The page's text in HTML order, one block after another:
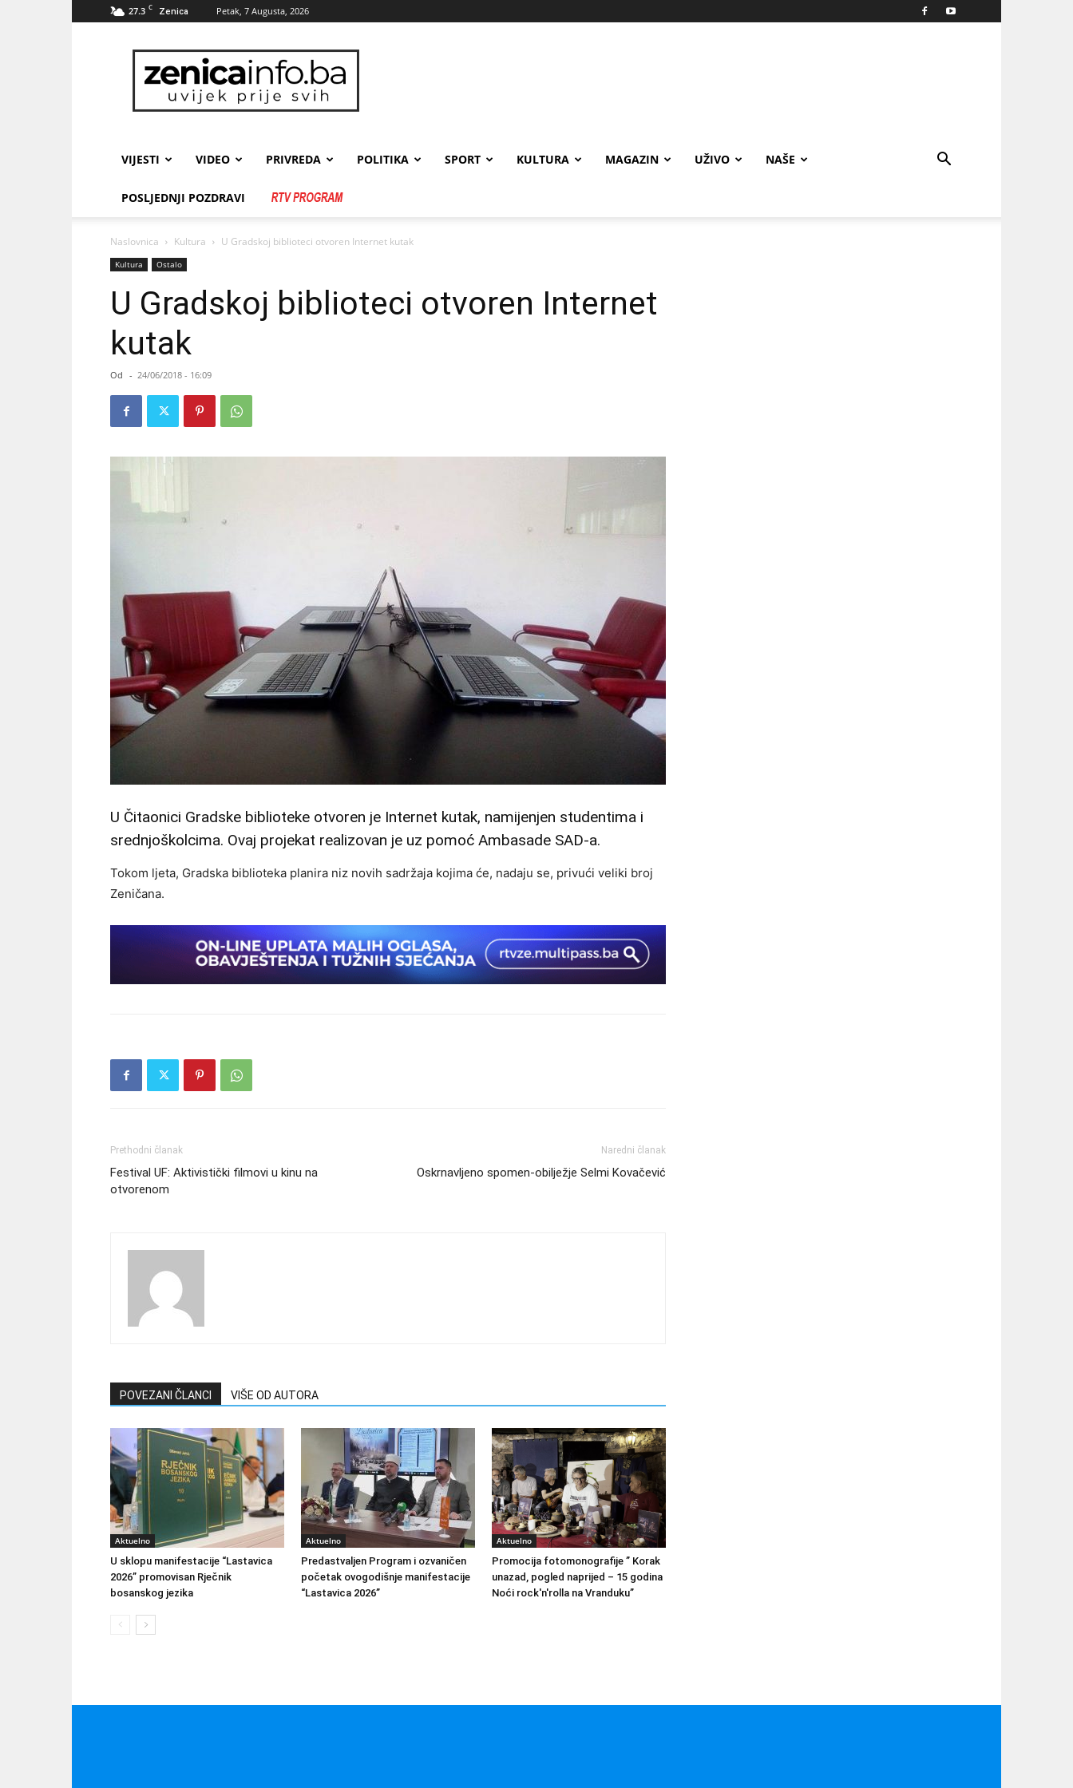
27.3 C Zenica Petak, 7 Augusta, 2026
zenicainfo.ba
VIJESTI VIDEO PRIVREDA POLITIKA SPORT KULTURA MAGAZIN UŽIVO NAŠE
POSLJEDNJI POZDRAVI
Naslovnica Kultura U Gradskoj biblioteci otvoren Internet kutak
Kultura Ostalo
U Gradskoj biblioteci otvoren Internet
kutak
Od - 24/06/2018 - 16:09
U Čitaonici Gradske biblioteke otvoren je Internet kutak, namijenjen studentima i
srednjoškolcima. Ovaj projekat realizovan je uz pomoć Ambasade SAD-a.
Tokom ljeta, Gradska biblioteka planira niz novih sadržaja kojima će, nadaju se, privući veliki broj
Zeničana.
Prethodni članak
Festival UF: Aktivistički filmovi u kinu na
otvorenom
Naredni članak
Oskrnavljeno spomen-obilježje Selmi Kovačević
POVEZANI ČLANCI VIŠE OD AUTORA
Aktuelno
U sklopu manifestacije “Lastavica
2026” promovisan Rječnik
bosanskog jezika
Aktuelno
Predastvaljen Program i ozvaničen
početak ovogodišnje manifestacije
“Lastavica 2026”
Aktuelno
Promocija fotomonografije ” Korak
unazad, pogled naprijed – 15 godina
Noći rock'n'rolla na Vranduku”